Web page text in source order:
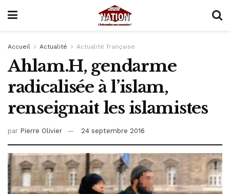
Accueil Actualité Actualité française
Ahlam.H, gendarme
radicalisée à l’islam,
renseignait les islamistes
par Pierre Olivier 24 septembre 2016